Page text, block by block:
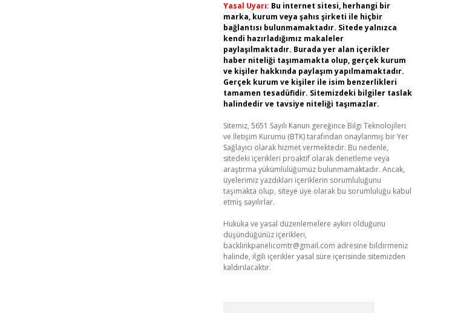
Yasal Uyarı: Bu internet sitesi, herhangi bir
marka, kurum veya şahıs şirketi ile hiçbir
bağlantısı bulunmamaktadır. Sitede yalnızca
kendi hazırladığımız makaleler
paylaşılmaktadır. Burada yer alan içerikler
haber niteliği taşımamakta olup, gerçek kurum
ve kişiler hakkında paylaşım yapılmamaktadır.
Gerçek kurum ve kişiler ile isim benzerlikleri
tamamen tesadüfidir. Sitemizdeki bilgiler taslak
halindedir ve tavsiye niteliği taşımazlar.
Sitemiz, 5651 Sayılı Kanun gereğince Bilgi Teknolojileri
ve İletişim Kurumu (BTK) tarafından onaylanmış bir Yer
Sağlayıcı olarak hizmet vermektedir. Bu nedenle,
sitedeki içerikleri proaktif olarak denetleme veya
araştırma yükümlülüğümüz bulunmamaktadır. Ancak,
üyelerimiz yazdıkları içeriklerin sorumluluğunu
taşımakta olup, siteye üye olarak bu sorumluluğu kabul
etmiş sayılırlar.
Hukuka ve yasal düzenlemelere aykırı olduğunu
düşündüğünüz içerikleri,
backlinkpanelicomtr@gmail.com adresine bildirmeniz
halinde, ilgili içerikler yasal süre içerisinde sitemizden
kaldırılacaktır.